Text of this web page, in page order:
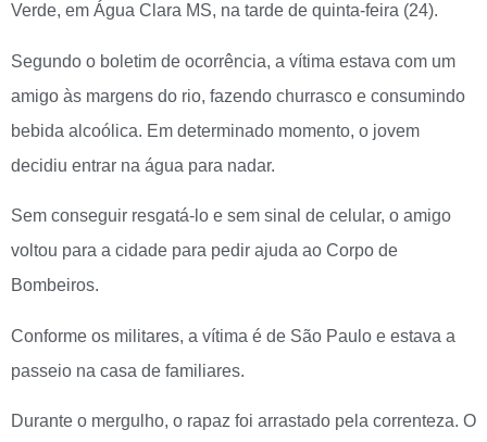
Verde, em Água Clara MS, na tarde de quinta-feira (24).
Segundo o boletim de ocorrência, a vítima estava com um
amigo às margens do rio, fazendo churrasco e consumindo
bebida alcoólica. Em determinado momento, o jovem
decidiu entrar na água para nadar.
Sem conseguir resgatá-lo e sem sinal de celular, o amigo
voltou para a cidade para pedir ajuda ao Corpo de
Bombeiros.
Conforme os militares, a vítima é de São Paulo e estava a
passeio na casa de familiares.
Durante o mergulho, o rapaz foi arrastado pela correnteza. O